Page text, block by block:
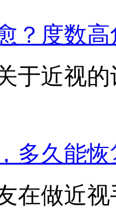
？度数
于近视
多久能
在做近